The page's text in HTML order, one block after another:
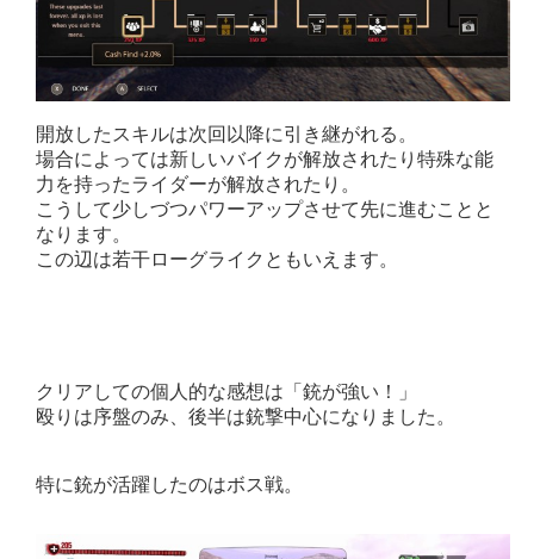
開放したスキルは次回以降に引き継がれる。
場合によっては新しいバイクが解放されたり特殊な能
力を持ったライダーが解放されたり。
こうして少しづつパワーアップさせて先に進むことと
なります。
この辺は若干ローグライクともいえます。
クリアしての個人的な感想は「銃が強い！」
殴りは序盤のみ、後半は銃撃中心になりました。
特に銃が活躍したのはボス戦。